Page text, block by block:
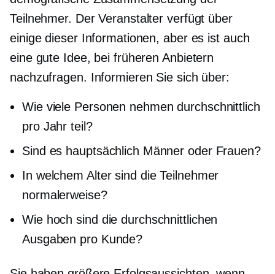
Teilnehmer. Der Veranstalter verfügt über
einige dieser Informationen, aber es ist auch
eine gute Idee, bei früheren Anbietern
nachzufragen. Informieren Sie sich über:
Wie viele Personen nehmen durchschnittlich
pro Jahr teil?
Sind es hauptsächlich Männer oder Frauen?
In welchem ​​Alter sind die Teilnehmer
normalerweise?
Wie hoch sind die durchschnittlichen
Ausgaben pro Kunde?